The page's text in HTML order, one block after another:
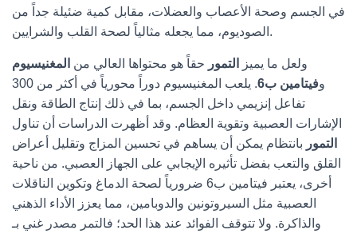
في الجسم وصحة الأعصاب والعضلات، مقابل كمية ضئيلة جداً من
الصوديوم، مما يجعله مثالياً لصحة القلب والشرايين.
ولعل ما يميز التمور حقاً هو محتواها العالي من المغنيسيوم
وفيتامين ب6
. يلعب المغنيسيوم دوراً محورياً في أكثر من 300
تفاعل إنزيمي داخل الجسم، بما في ذلك إنتاج الطاقة ونقل
الإشارات العصبية وتقوية العظام. وقد أظهرت الدراسات أن تناول
التمور بانتظام يمكن أن يساهم في تحسين المزاج وتقليل أعراض
القلق والتعب بفضل تأثيره الإيجابي على الجهاز العصبي. من ناحية
أخرى، يعتبر فيتامين ب6 ضرورياً لصحة الدماغ وتكوين الناقلات
العصبية مثل السيروتونين والدوبامين، مما يعزز الأداء الذهني
والذاكرة. ولا تتوقف الفوائد عند هذا الحد؛ فالتمر مصدر غني بـ